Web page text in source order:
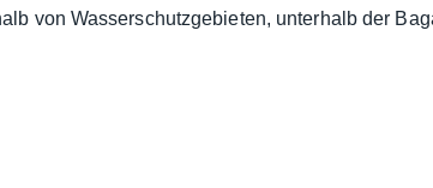
von Wasserschutzgebieten, unterhalb der